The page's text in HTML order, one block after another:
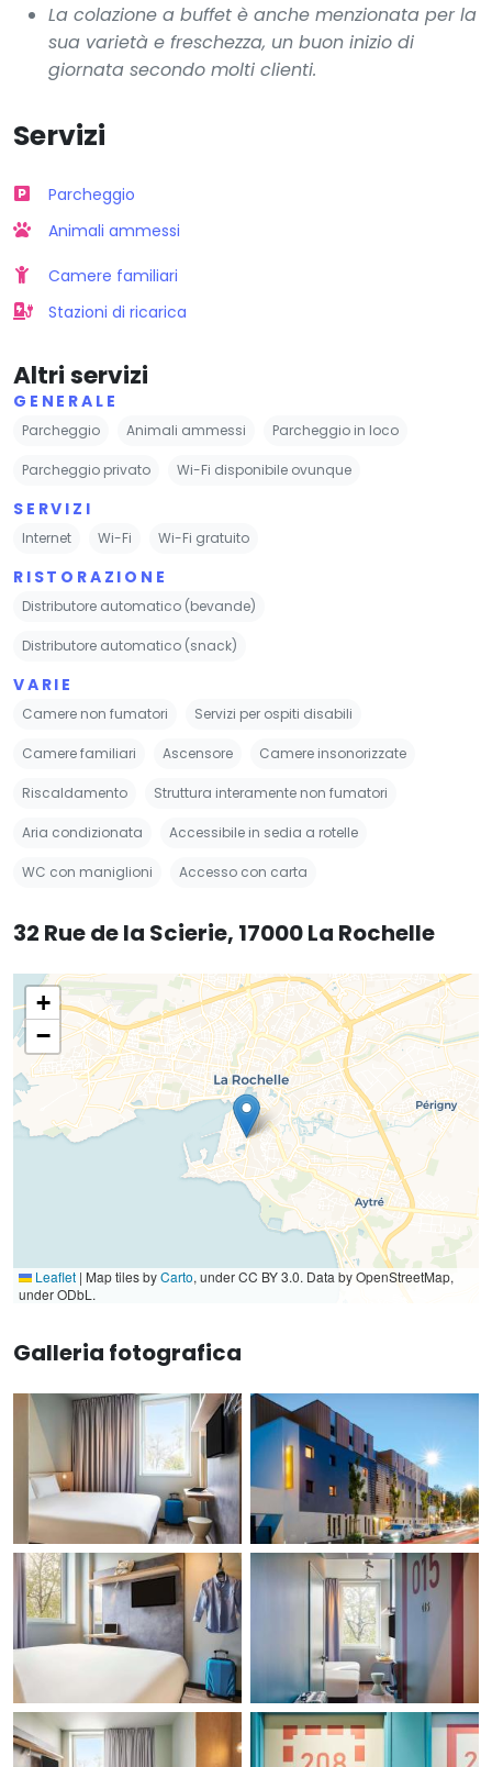
La colazione a buffet è anche menzionata per la
sua varietà e freschezza, un buon inizio di
giornata secondo molti clienti.
Servizi
Parcheggio
Animali ammessi
Camere familiari
Stazioni di ricarica
Altri servizi
GENERALE
Parcheggio Animali ammessi Parcheggio in loco
Parcheggio privato Wi-Fi disponibile ovunque
SERVIZI
Internet Wi-Fi Wi-Fi gratuito
RISTORAZIONE
Distributore automatico (bevande)
Distributore automatico (snack)
VARIE
Camere non fumatori Servizi per ospiti disabili
Camere familiari Ascensore Camere insonorizzate
Riscaldamento Struttura interamente non fumatori
Aria condizionata Accessibile in sedia a rotelle
WC con maniglioni Accesso con carta
32 Rue de la Scierie, 17000 La Rochelle
+
−
Leaflet | Map tiles byCarto, under CC BY 3.0. Data by OpenStreetMap,
under ODbL.
Galleria fotografica